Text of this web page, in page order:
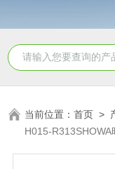
当前位置：首页 >
H015-